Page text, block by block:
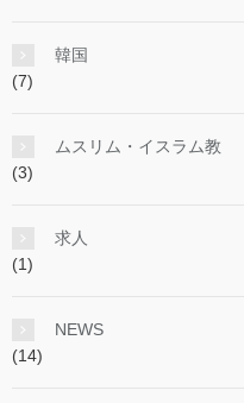
韓国
(7)
ムスリム・イスラム教
(3)
求人
(1)
NEWS
(14)